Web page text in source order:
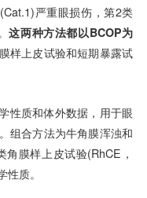
严重眼损伤，第2类
这两种方法都以BCOP为
样上皮试验和短期暴露试
性质和体外数据，用于眼
组合方法为牛角膜浑浊和
膜样上皮试验(RhCE，
质。